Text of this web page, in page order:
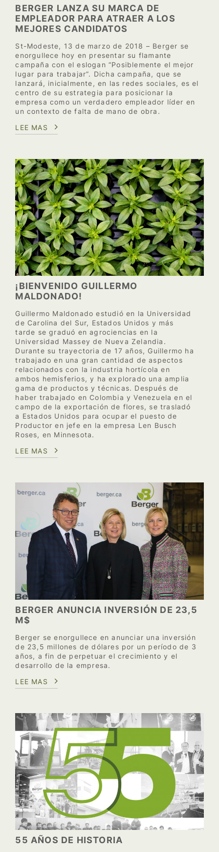
BERGER LANZA SU MARCA DE
EMPLEADOR PARA ATRAER A LOS
MEJORES CANDIDATOS
St-Modeste, 13 de marzo de 2018 – Berger se
enorgullece hoy en presentar su flamante
campaña con el eslogan “Posiblemente el mejor
lugar para trabajar”. Dicha campaña, que se
lanzará, inicialmente, en las redes sociales, es el
centro de su estrategia para posicionar la
empresa como un verdadero empleador líder en
un contexto de falta de mano de obra.
LEE MAS
¡BIENVENIDO GUILLERMO
MALDONADO!
Guillermo Maldonado estudió en la Universidad
de Carolina del Sur, Estados Unidos y más
tarde se graduó en agrociencias en la
Universidad Massey de Nueva Zelandia.
Durante su trayectoria de 17 años, Guillermo ha
trabajado en una gran cantidad de aspectos
relacionados con la industria hortícola en
ambos hemisferios, y ha explorado una amplia
gama de productos y técnicas. Después de
haber trabajado en Colombia y Venezuela en el
campo de la exportación de flores, se trasladó
a Estados Unidos para ocupar el puesto de
Productor en jefe en la empresa Len Busch
Roses, en Minnesota.
LEE MAS
BERGER ANUNCIA INVERSIÓN DE 23,5
M$
Berger se enorgullece en anunciar una inversión
de 23,5 millones de dólares por un período de 3
años, a fin de perpetuar el crecimiento y el
desarrollo de la empresa.
LEE MAS
55 AÑOS DE HISTORIA